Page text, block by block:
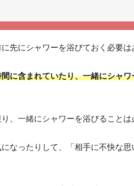
先にシャワーを浴びておく必要は
に含まれていたり、一緒にシャ
、一緒にシャワーを浴びることは
なったりして、「相手に不快な